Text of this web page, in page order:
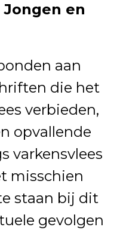
en
aan
die het
verbieden,
opvallende
varkensvlees
misschien
staan bij dit
gevolgen